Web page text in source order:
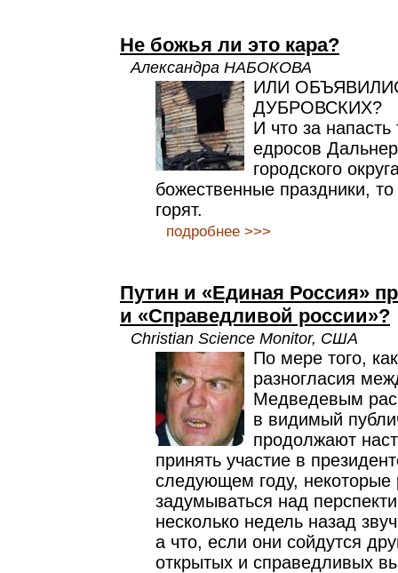
Не божья ли это кара?
Александра НАБОКОВА
ИЛИ
ДУБРОВСКИХ?
И что за напасть
едросов
городского
божественные праздники,
горят.
подробнее >>>
Путин и «Единая Россия»
и «Справедливой россии»?
Christian Science Monitor, США
По мере того,
разногласия
Медведевым
в видимый
продолжают
принять участие в
следующем году, некоторые
задумываться над
несколько недель назад
а что, если они сойдутся
открытых и справедливых